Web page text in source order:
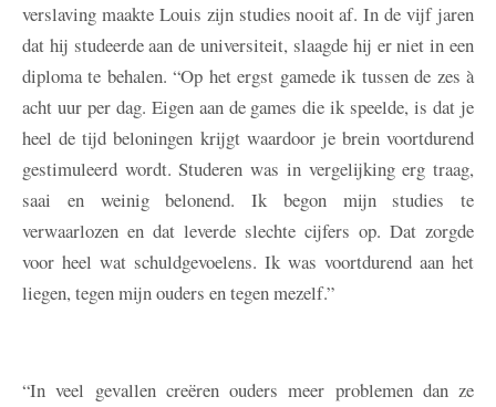
verslaving maakte Louis zijn studies nooit af. In de vijf jaren
dat hij studeerde aan de universiteit, slaagde hij er niet in een
diploma te behalen. “Op het ergst gamede ik tussen de zes à
acht uur per dag. Eigen aan de games die ik speelde, is dat je
heel de tijd beloningen krijgt waardoor je brein voortdurend
gestimuleerd wordt. Studeren was in vergelijking erg traag,
saai en weinig belonend. Ik begon mijn studies te
verwaarlozen en dat leverde slechte cijfers op. Dat zorgde
voor heel wat schuldgevoelens. Ik was voortdurend aan het
liegen, tegen mijn ouders en tegen mezelf.”
“In veel gevallen creëren ouders meer problemen dan ze